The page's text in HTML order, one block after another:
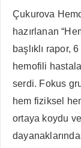
Çukurova
hazırlanan
başlıklı rapor,
hemofili
serdi. Fokus
hem fiziksel
ortaya koydu